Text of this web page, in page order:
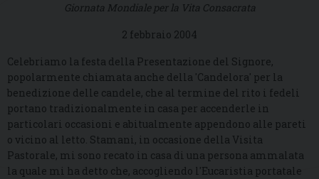
Giornata Mondiale per la Vita Consacrata
2 febbraio 2004
Celebriamo la festa della Presentazione del Signore,
popolarmente chiamata anche della 'Candelora' per la
benedizione delle candele, che al termine del rito i fedeli
portano tradizionalmente in casa per accenderle in
particolari occasioni e abitualmente appendono alle pareti
o vicino al letto. Stamani, in occasione della Visita
Pastorale, mi sono recato in casa di una persona ammalata
la quale mi ha detto che, accogliendo l'Eucaristia portatale